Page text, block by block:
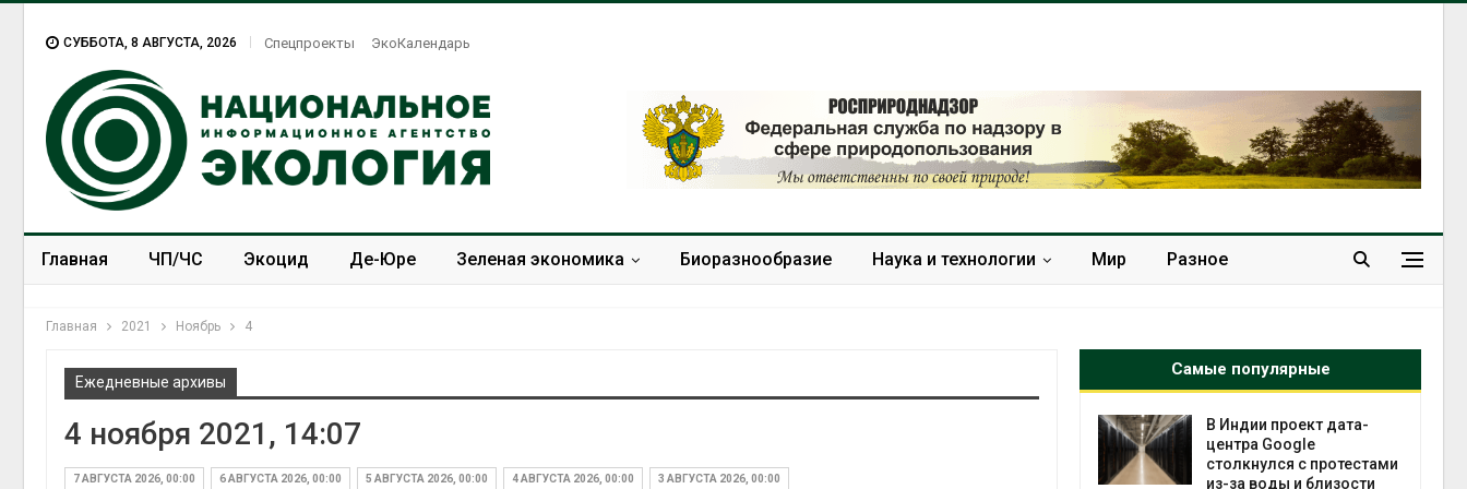
СУББОТА, 8 АВГУСТА, 2026 Спецпроекты ЭкоКалендарь
Главная ЧП/ЧС Экоцид Де-Юре Зеленая экономика Биоразнообразие Наука и технологии Мир Разное
Главная 2021 Ноябрь 4
Ежедневные архивы
4 ноября 2021, 14:07
7 АВГУСТА 2026, 00:00 6 АВГУСТА 2026, 00:00 5 АВГУСТА 2026, 00:00 4 АВГУСТА 2026, 00:00 3 АВГУСТА 2026, 00:00
Самые популярные
переживать жару
В Индии проект дата-
центра Google
столкнулся с протестами
из-за воды и близости